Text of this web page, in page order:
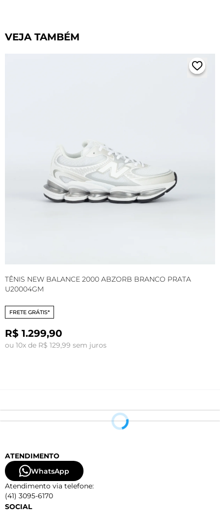
VEJA TAMBÉM
TÊNIS NEW BALANCE 2000 ABZORB BRANCO PRATA
U20004GM
FRETE GRÁTIS*
R$ 1.299,90
ou 10x de R$ 129,99 sem juros
ATENDIMENTO
WhatsApp
Atendimento via telefone:
(41) 3095-6170
SOCIAL